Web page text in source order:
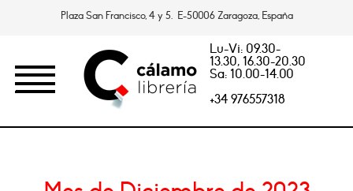
Plaza San Francisco, 4 y 5. E-50006 Zaragoza, España
Lu-Vi: 09.30-
13.30, 16.30-20.30
Sa: 10.00-14.00
+34 976557318